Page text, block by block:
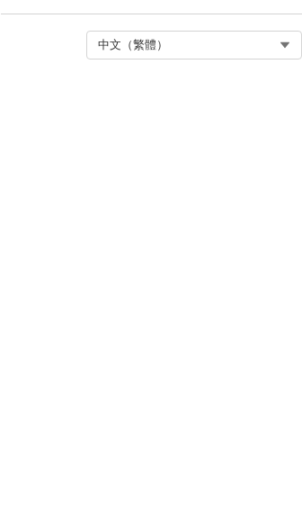
MuleSoft
近的服務中
中文（繁體）